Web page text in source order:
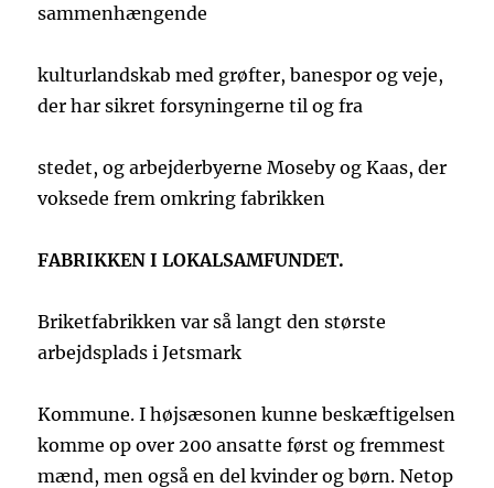
sammenhængende
kulturlandskab med grøfter, banespor og veje,
der har sikret forsyningerne til og fra
stedet, og arbejderbyerne Moseby og Kaas, der
voksede frem omkring fabrikken
FABRIKKEN I LOKALSAMFUNDET.
Briketfabrikken var så langt den største
arbejdsplads i Jetsmark
Kommune. I højsæsonen kunne beskæftigelsen
komme op over 200 ansatte først og fremmest
mænd, men også en del kvinder og børn. Netop